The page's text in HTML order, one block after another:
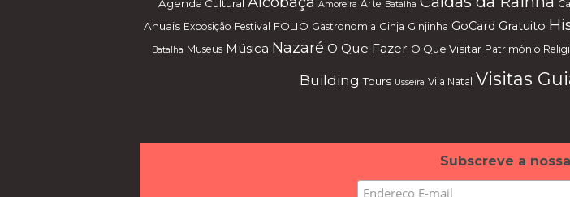
Agenda Cultural Amoreira Arte Batalha
Anuais Exposição Festival FOLIO Gastronomia Ginja Ginjinha GoCard Gratuito
Batalha Museus Música Nazaré O Que Fazer O Que Visitar Património
Building Tours Usseira Vila Natal Visitas
Subscreve a